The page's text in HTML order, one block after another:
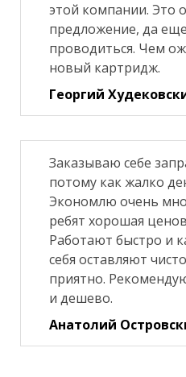
этой компании. Это
предложение, да
проводиться. Чем
новый картридж.
Георгий
Заказываю себе
потому как жалко
Экономлю очень
ребят хорошая
Работают быстро и
себя оставляют
приятно.
и дешево.
Анатолий